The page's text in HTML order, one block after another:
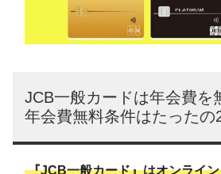
JCB一般カードは年会費を
年会費無料条件はたったの
『JCB一般カード』はオンライ